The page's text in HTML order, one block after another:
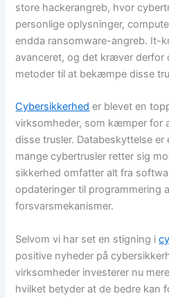
store hackerangreb, hvor
personlige oplysninger,
endda ransomware-angreb. It-
avanceret, og det kræver derfor
metoder til at bekæmpe disse
Cybersikkerhed er blevet en
virksomheder, som kæmper for
disse trusler. Databeskyttelse
mange cybertrusler retter sig
sikkerhed omfatter alt fra
opdateringer til programmering
forsvarsmekanismer.
Selvom vi har set en stigning i
positive nyheder på
virksomheder investerer nu
hvilket betyder at de bedre kan